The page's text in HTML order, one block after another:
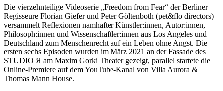
Die vierzehnteilige Videoserie „Freedom from Fear“ der Berliner
Regisseure Florian Giefer und Peter Göltenboth (pet&flo directors)
versammelt Reflexionen namhafter Künstler:innen, Autor:innen,
Philosoph:innen und Wissenschaftler:innen aus Los Angeles und
Deutschland zum Menschenrecht auf ein Leben ohne Angst. Die
ersten sechs Episoden wurden im März 2021 an der Fassade des
STUDIO Я am Maxim Gorki Theater gezeigt, parallel startete die
Online-Premiere auf dem YouTube-Kanal von Villa Aurora &
Thomas Mann House.